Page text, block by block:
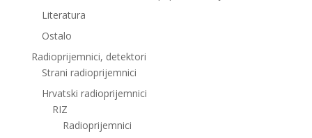
Literatura
Ostalo
Radioprijemnici, detektori
Strani radioprijemnici
Hrvatski radioprijemnici
RIZ
Radioprijemnici